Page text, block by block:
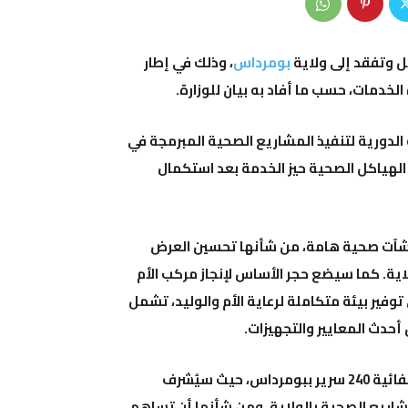
وتفقد إلى ولايةبومرداس، وذلك في إطار
حسب ما أفاد به بيان للوزارة.
لتنفيذ المشاريع الصحية المبرمجة في
الصحية حيز الخدمة بعد استكمال
صحية هامة، من شأنها تحسين العرض
كما سيضع حجر الأساس لإنجاز مركب الأم
إلى توفير بيئة متكاملة لرعاية الأم والوليد، تشمل
المعايير والتجهيزات.
كما تشمل الزيارة التوجه إلى المؤسسة العمومية الاستشفائية 240 سرير ببومرداس، حيث سيُشرف